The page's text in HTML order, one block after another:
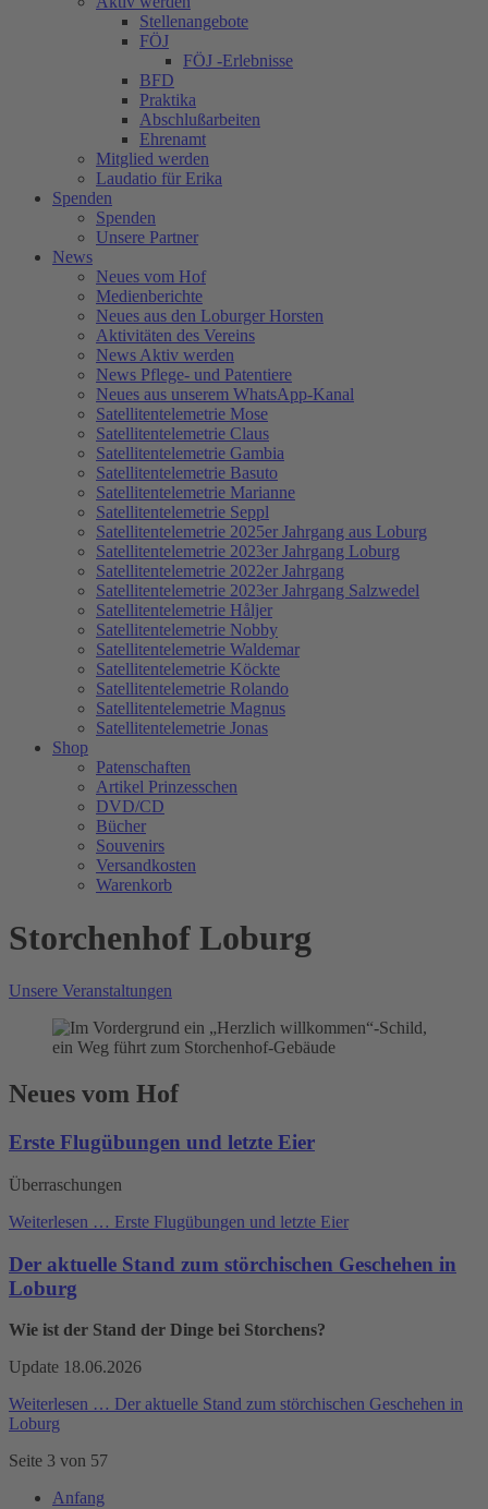
Stellenangebote
FÖJ
FÖJ -Erlebnisse
BFD
Praktika
Abschlußarbeiten
Ehrenamt
Mitglied werden
Laudatio für Erika
Spenden
Spenden
Unsere Partner
News
Neues vom Hof
Medienberichte
Neues aus den Loburger Horsten
Aktivitäten des Vereins
News Aktiv werden
News Pflege- und Patentiere
Neues aus unserem WhatsApp-Kanal
Satellitentelemetrie Mose
Satellitentelemetrie Claus
Satellitentelemetrie Gambia
Satellitentelemetrie Basuto
Satellitentelemetrie Marianne
Satellitentelemetrie Seppl
Satellitentelemetrie 2025er Jahrgang aus Loburg
Satellitentelemetrie 2023er Jahrgang Loburg
Satellitentelemetrie 2022er Jahrgang
Satellitentelemetrie 2023er Jahrgang Salzwedel
Satellitentelemetrie Håljer
Satellitentelemetrie Nobby
Satellitentelemetrie Waldemar
Satellitentelemetrie Köckte
Satellitentelemetrie Rolando
Satellitentelemetrie Magnus
Satellitentelemetrie Jonas
Shop
Patenschaften
Artikel Prinzesschen
DVD/CD
Bücher
Souvenirs
Versandkosten
Warenkorb
Storchenhof Loburg
Unsere Veranstaltungen
Neues vom Hof
Erste Flugübungen und letzte Eier
Überraschungen
Weiterlesen … Erste Flugübungen und letzte Eier
Der aktuelle Stand zum störchischen Geschehen in
Loburg
Wie ist der Stand der Dinge bei Storchens?
Update 18.06.2026
Weiterlesen … Der aktuelle Stand zum störchischen Geschehen in
Loburg
Seite 3 von 57
Anfang